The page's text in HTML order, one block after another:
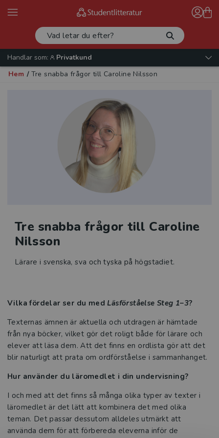
Handlar som:
Privatkund
Hem / Tre snabba frågor till Caroline Nilsson
Tre snabba frågor till Caroline
Nilsson
Lärare i svenska, sva och tyska på högstadiet.
Vilka fördelar ser du medLäsförståelse Steg 1–3?
Texternas ämnen är aktuella och utdragen är hämtade
från nya böcker, vilket gör det roligt både för lärare och
elever att läsa dem. Att det finns en ordlista gör att det
blir naturligt att prata om ordförståelse i sammanhanget.
Hur använder du läromedlet i din undervisning?
I och med att det finns så många olika typer av texter i
läromedlet är det lätt att kombinera det med olika
teman. Det passar dessutom alldeles utmärkt att
använda dem för att förbereda eleverna inför de